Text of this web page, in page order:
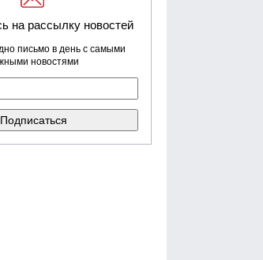
на рассылку новостей
письмо в день с самыми
новостями